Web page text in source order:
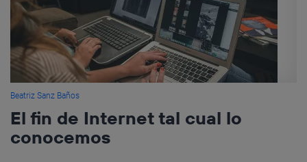
Beatriz Sanz Baños
El fin de Internet tal cual lo
conocemos